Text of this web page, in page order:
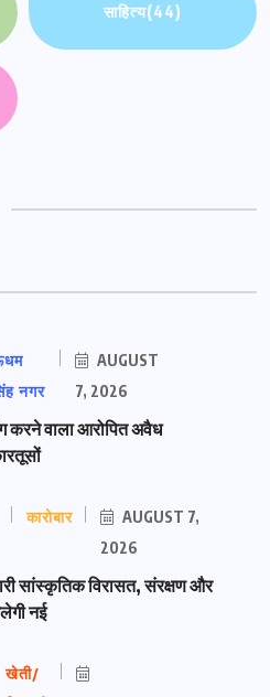
साहित्य(44)
नगर
AUGUST
7, 2026
करने वाला आरोपित अवैध
कारोबार
AUGUST 7,
2026
सांस्कृतिक विरासत, संरक्षण और
नई
खेती/